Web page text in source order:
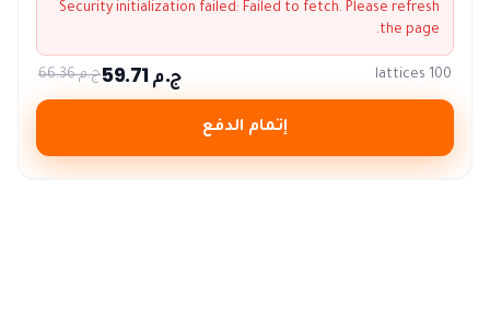
Security initialization failed: Failed to fetch. Please refresh
the page.
100 lattices ج.م 59.71 ج.م 66.36
إتمام الدفع